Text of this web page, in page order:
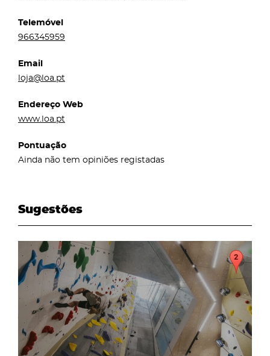
Telemóvel
966345959
Email
loja@loa.pt
Endereço Web
www.loa.pt
Pontuação
Ainda não tem opiniões registadas
Sugestões
page